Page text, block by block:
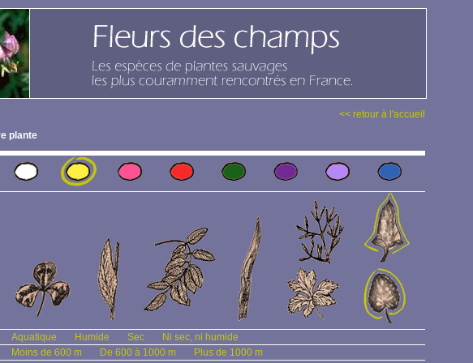
<< retour à l'accueil
plante
Aquatique Humide Sec
Ni sec, ni humide
Moins de 600 m
De 600 à 1000 m
Plus de 1000 m